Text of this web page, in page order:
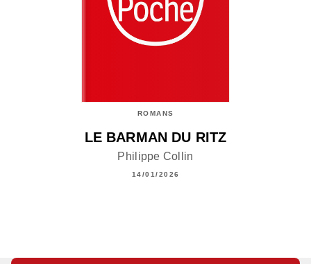
ROMANS
LE BARMAN DU RITZ
Philippe Collin
14/01/2026